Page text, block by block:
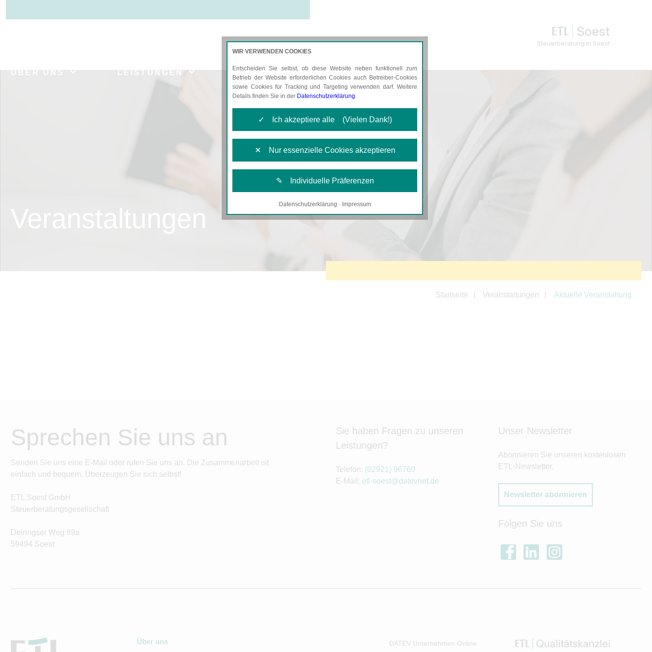
Soest
Steuerberatung in Soest
LEISTUNGEN AKTUELLES KARRIERE
Startseite Veranstaltungen Aktuelle Veranstaltung
Sprechen Sie uns an
Senden Sie uns eine E-Mail oder rufen Sie uns an. Die Zusammenarbeit ist
einfach und bequem. Überzeugen Sie sich selbst!
ETL Soest GmbH
Steuerberatungsgesellschaft
Deiringser Weg 89a
59494 Soest
Sie haben Fragen zu unseren
Leistungen?
Telefon: (02921) 96760
E-Mail: etl-soest@datevnet.de
Unser Newsletter
Abonnieren Sie unseren kostenlosen
ETL-Newsletter.
Newsletter abonnieren
Folgen Sie uns
Über uns DATEV Unternehmen Online
WIR VERWENDEN COOKIES
Entscheiden Sie selbst, ob diese Website neben funktionell zum
Betrieb der Website erforderlichen Cookies auch Betreiber-Cookies
sowie Cookies für Tracking und Targeting verwenden darf. Weitere
Details finden Sie in der Datenschutzerklärung.
✓ Ich akzeptiere alle (Vielen Dank!)
✕ Nur essenzielle Cookies akzeptieren
✎ Individuelle Präferenzen
Notwendige Cookies
bedarfsgerechte Gestaltung und fortlaufende Verbesserung
unseres Angebotes einschließlich der Verknüpfung zu Social-
Datenschutzerklärung · Impressum